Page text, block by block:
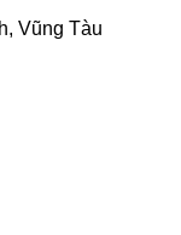
Vũng Tàu